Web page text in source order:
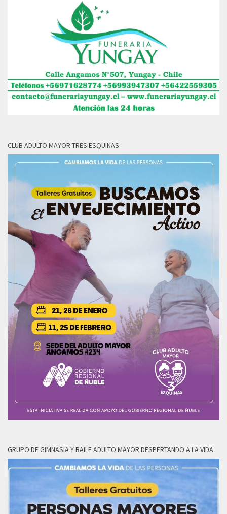
CLUB ADULTO MAYOR TRES ESQUINAS
GRUPO DE GIMNASIA Y BAILE ADULTO MAYOR DESPERTANDO A LA VIDA